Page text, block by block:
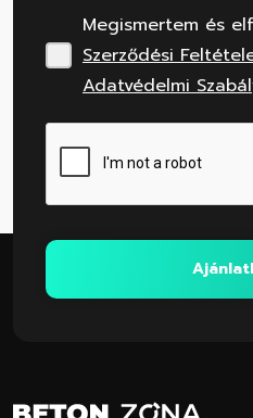
Megismertem és
Szerződési
Adatvédelmi